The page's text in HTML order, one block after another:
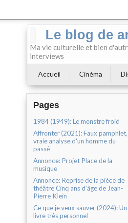
Le blog de
Ma vie culturelle et bien
interviews
Accueil Cinéma
Pages
1984 (1949): Le monstre froid
Affronter (2021): Faux pamphlet,
vraie analyse d'un homme du
passé
Annonce: Projet Place de la
musique
Annonce: Reprise de la pièce de
théâtre Cinq ans d'âge de Jean-
Pierre Klein
Ce que je veux sauver (2024): Un
livre très personnel